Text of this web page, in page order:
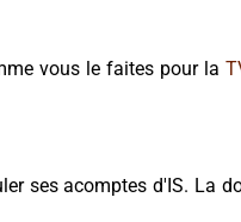
vous le faites pour la
ses acomptes d'IS. La